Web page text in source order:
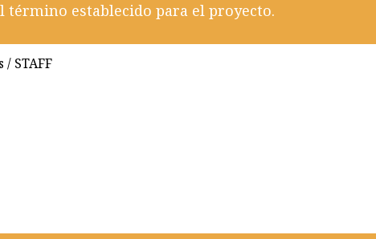
término establecido para el proyecto.